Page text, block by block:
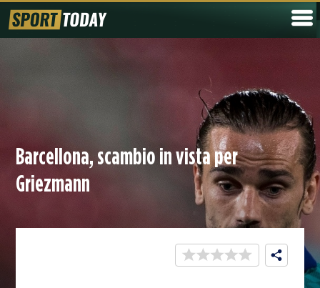
Barcellona, scambio in vista per
Griezmann